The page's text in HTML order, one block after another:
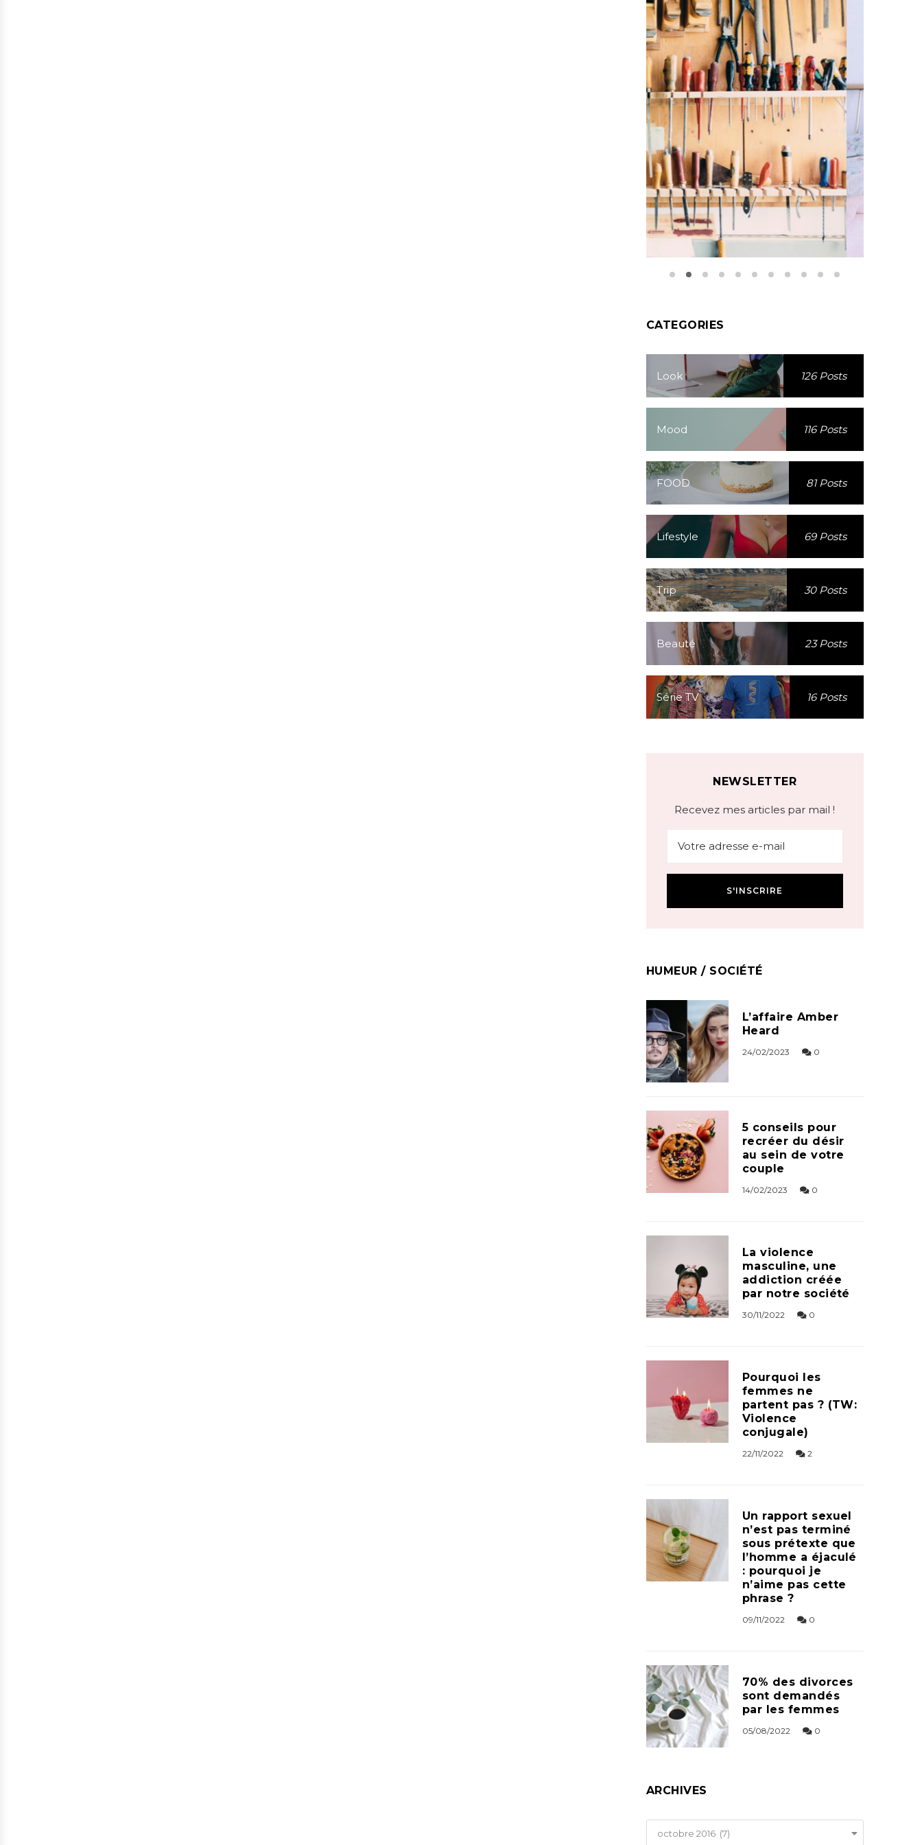
CATEGORIES
Look 126 Posts
Mood 116 Posts
FOOD 81 Posts
Lifestyle 69 Posts
Trip 30 Posts
Beauté 23 Posts
Série TV 16 Posts
NEWSLETTER
Recevez mes articles par mail !
HUMEUR / SOCIÉTÉ
L’affaire Amber
Heard
24/02/2023 0
5 conseils pour
recréer du désir
au sein de votre
couple
14/02/2023 0
La violence
masculine, une
addiction créée
par notre société
30/11/2022 0
Pourquoi les
femmes ne
partent pas ? (TW:
Violence
conjugale)
22/11/2022 2
Un rapport sexuel
n’est pas terminé
sous prétexte que
l’homme a éjaculé
: pourquoi je
n’aime pas cette
phrase ?
09/11/2022 0
70% des divorces
sont demandés
par les femmes
05/08/2022 0
ARCHIVES
Archives
octobre 2016 (7)